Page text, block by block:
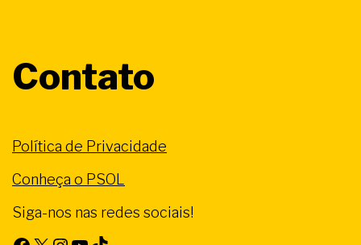
Contato
Política de Privacidade
Conheça o PSOL
Siga-nos nas redes sociais!